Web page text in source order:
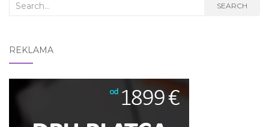
Search
SEARCH
REKLAMA